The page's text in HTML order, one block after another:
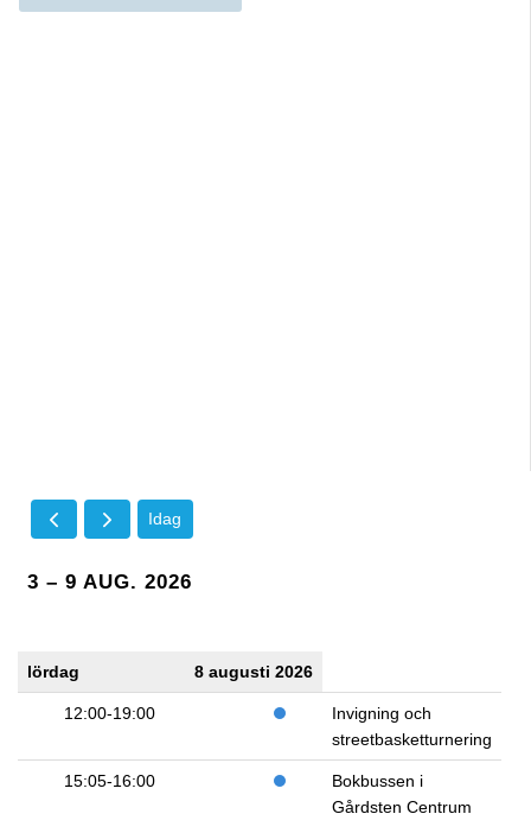
Idag
3 – 9 AUG. 2026
lördag 8 augusti 2026
12:00-19:00
Invigning och
streetbasketturnering
15:05-16:00
Bokbussen i
Gårdsten Centrum